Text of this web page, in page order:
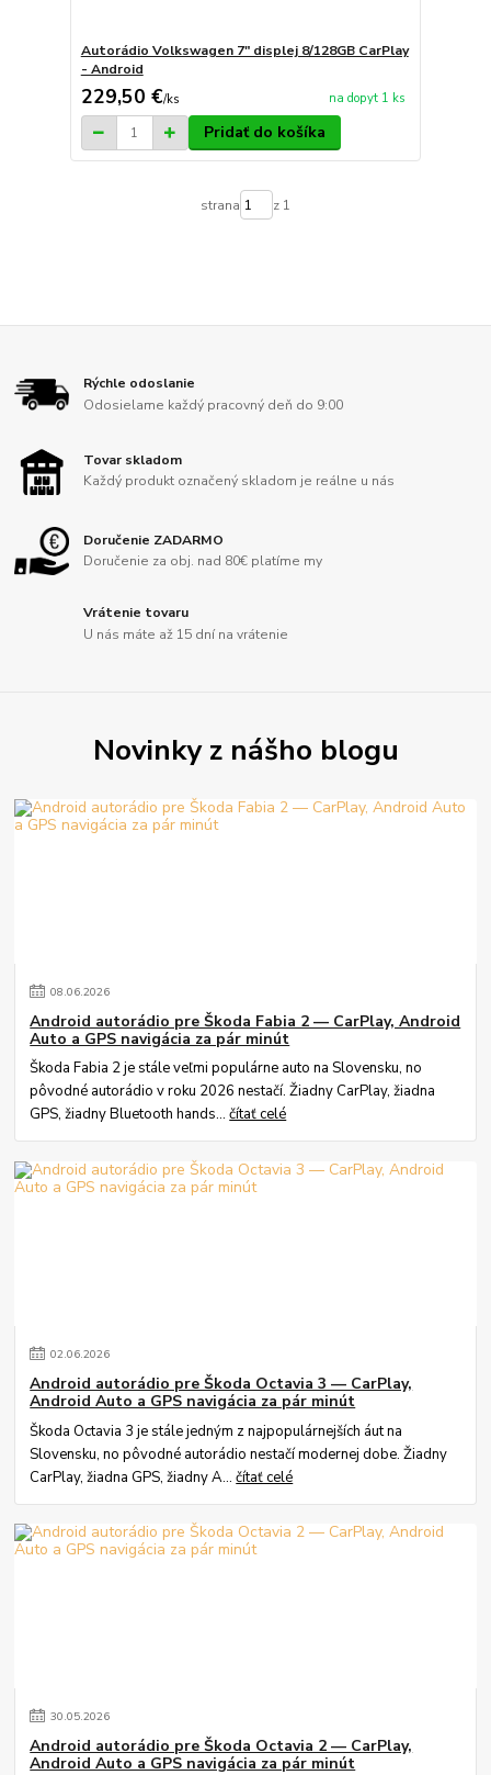
Autorádio Volkswagen 7" displej 8/128GB CarPlay
- Android
229,50 €/ks na dopyt 1 ks
Pridať do košíka
strana z 1
Rýchle odoslanie
Odosielame každý pracovný deň do 9:00
Tovar skladom
Každý produkt označený skladom je reálne u nás
Doručenie ZADARMO
Doručenie za obj. nad 80€ platíme my
Vrátenie tovaru
U nás máte až 15 dní na vrátenie
Novinky z nášho blogu
08.06.2026
Android autorádio pre Škoda Fabia 2 — CarPlay, Android
Auto a GPS navigácia za pár minút
Škoda Fabia 2 je stále veľmi populárne auto na Slovensku, no
pôvodné autorádio v roku 2026 nestačí. Žiadny CarPlay, žiadna
GPS, žiadny Bluetooth hands...čítať celé
02.06.2026
Android autorádio pre Škoda Octavia 3 — CarPlay,
Android Auto a GPS navigácia za pár minút
Škoda Octavia 3 je stále jedným z najpopulárnejších áut na
Slovensku, no pôvodné autorádio nestačí modernej dobe. Žiadny
CarPlay, žiadna GPS, žiadny A...čítať celé
30.05.2026
Android autorádio pre Škoda Octavia 2 — CarPlay,
Android Auto a GPS navigácia za pár minút